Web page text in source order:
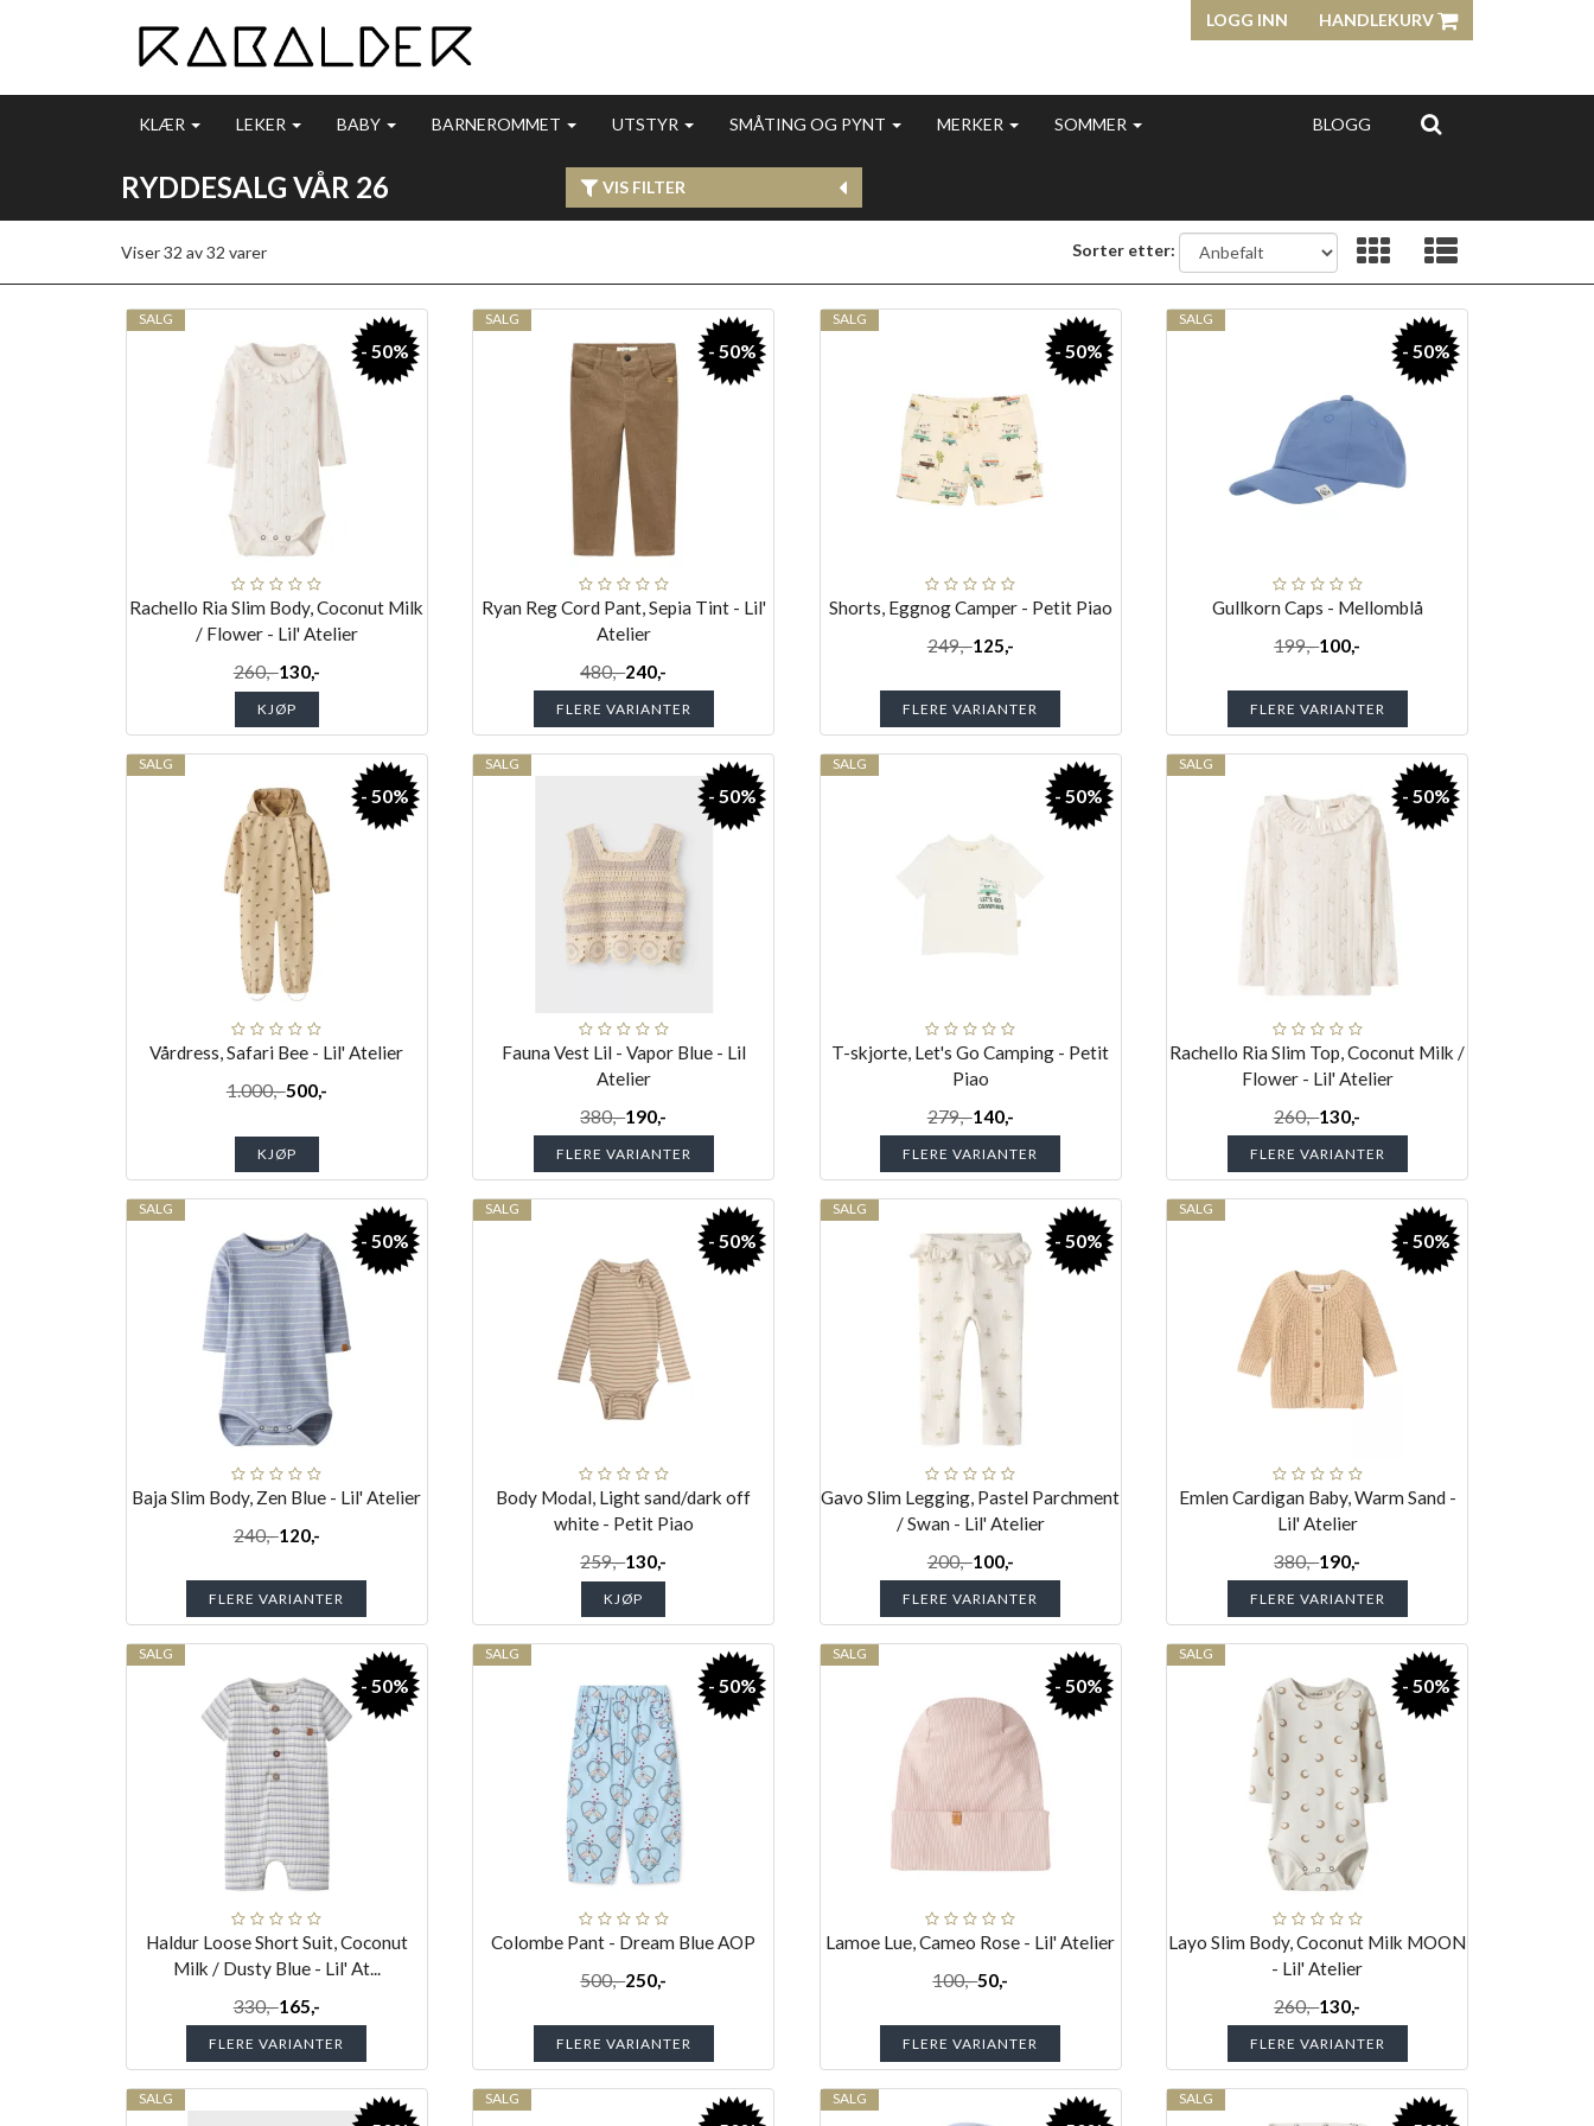
LOGG INN HANDLEKURV
KLÆR LEKER BABY BARNEROMMET UTSTYR SMÅTING OG PYNT MERKER SOMMER BLOGG
RYDDESALG VÅR 26 VIS FILTER
Viser32 av32 varer Sorter etter:
SALG
- 50%
Rachello Ria Slim Body, Coconut Milk
/ Flower - Lil' Atelier
260,-130,-
KJØP
SALG
- 50%
Ryan Reg Cord Pant, Sepia Tint - Lil'
Atelier
480,-240,-
FLERE VARIANTER
SALG
- 50%
Shorts, Eggnog Camper - Petit Piao
249,-125,-
FLERE VARIANTER
SALG
- 50%
Gullkorn Caps - Mellomblå
199,-100,-
FLERE VARIANTER
SALG
- 50%
Vårdress, Safari Bee - Lil' Atelier
1.000,-500,-
KJØP
SALG
- 50%
Fauna Vest Lil - Vapor Blue - Lil
Atelier
380,-190,-
FLERE VARIANTER
SALG
- 50%
T-skjorte, Let's Go Camping - Petit
Piao
279,-140,-
FLERE VARIANTER
SALG
- 50%
Rachello Ria Slim Top, Coconut Milk /
Flower - Lil' Atelier
260,-130,-
FLERE VARIANTER
SALG
- 50%
Baja Slim Body, Zen Blue - Lil' Atelier
240,-120,-
FLERE VARIANTER
SALG
- 50%
Body Modal, Light sand/dark off
white - Petit Piao
259,-130,-
KJØP
SALG
- 50%
Gavo Slim Legging, Pastel Parchment
/ Swan - Lil' Atelier
200,-100,-
FLERE VARIANTER
SALG
- 50%
Emlen Cardigan Baby, Warm Sand -
Lil' Atelier
380,-190,-
FLERE VARIANTER
SALG
- 50%
Haldur Loose Short Suit, Coconut
Milk / Dusty Blue - Lil' At...
330,-165,-
FLERE VARIANTER
SALG
- 50%
Colombe Pant - Dream Blue AOP
500,-250,-
FLERE VARIANTER
SALG
- 50%
Lamoe Lue, Cameo Rose - Lil' Atelier
100,-50,-
FLERE VARIANTER
SALG
- 50%
Layo Slim Body, Coconut Milk MOON
- Lil' Atelier
260,-130,-
FLERE VARIANTER
SALG SALG SALG SALG